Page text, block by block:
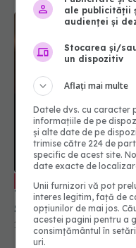
EXCLUSIV
Trump. Dr. Gabriel
Sănătate
15 ian 2026, 14:31
ale publicității
audienței și
Stocarea și/
un dispozitiv
Aflați mai multe
Datele dvs. cu caracter
informațiile de pe
și alte date de pe
trimise către 224 de
specific de acest site.
date exacte de
Unii furnizori vă pot
interes legitim, față de
opțiunilor de mai jos.
acestei pagini pentru a
consimțământul în
uri.